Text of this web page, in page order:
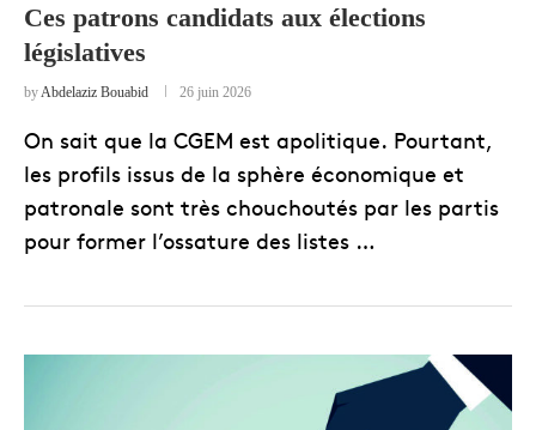
Ces patrons candidats aux élections
législatives
byAbdelaziz Bouabid 26 juin 2026
On sait que la CGEM est apolitique. Pourtant,
les profils issus de la sphère économique et
patronale sont très chouchoutés par les partis
pour former l’ossature des listes …